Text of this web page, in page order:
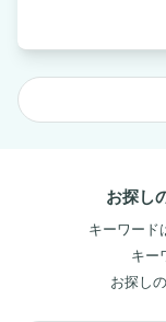
お探し
キーワード
キー
お探し